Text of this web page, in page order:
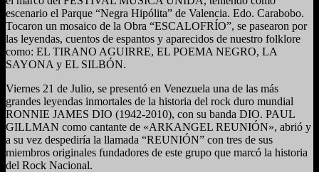
escenario el Parque “Negra Hipólita” de Valencia. Edo. Carabobo.
Tocaron un mosaico de la Obra “ESCALOFRÍO”, se pasearon por
las leyendas, cuentos de espantos y aparecidos de nuestro folklore
como: EL TIRANO AGUIRRE, EL POEMA NEGRO, LA
SAYONA y EL SILBÓN.
Viernes 21 de Julio, se presentó en Venezuela una de las más
grandes leyendas inmortales de la historia del rock duro mundial
RONNIE JAMES DIO (1942-2010), con su banda DIO. PAUL
GILLMAN como cantante de «ARKANGEL REUNIÓN», abrió y
a su vez despediría la llamada “REUNIÓN” con tres de sus
miembros originales fundadores de este grupo que marcó la historia
del Rock Nacional.